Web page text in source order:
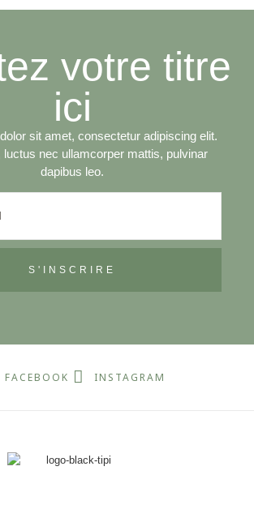
votre titre
ici
sit amet, consectetur adipiscing elit.
luctus nec ullamcorper mattis, pulvinar
dapibus leo.
S'INSCRIRE
FACEBOOK INSTAGRAM